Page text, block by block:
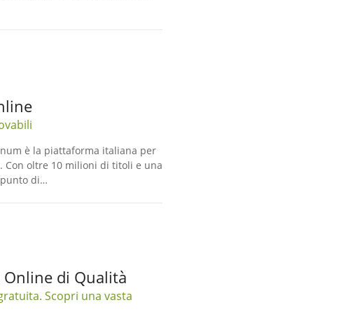
è la piattaforma italiana per
Con oltre 10 milioni di titoli e una
di…
di Qualità
Scopri una vasta